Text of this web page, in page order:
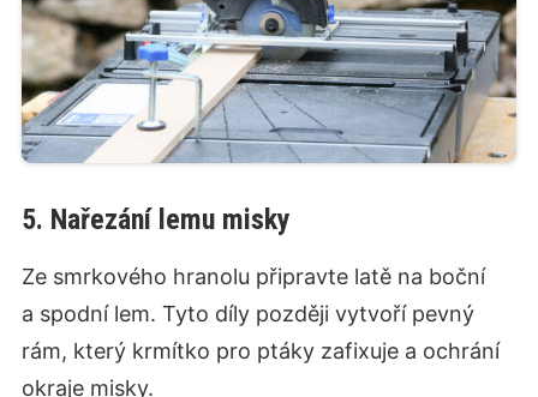
5. Nařezání lemu misky
Ze smrkového hranolu připravte latě na boční
a spodní lem. Tyto díly později vytvoří pevný
rám, který krmítko pro ptáky zafixuje a ochrání
okraje misky.